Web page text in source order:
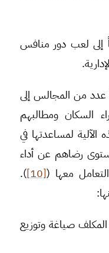
إلى لعب دور منافس
عدد من المجالس إلى
السكان ومطالبهم
لمساعدتها في
رضاهم عن أداء
معها ([10]
).
صياغة وتوزيع